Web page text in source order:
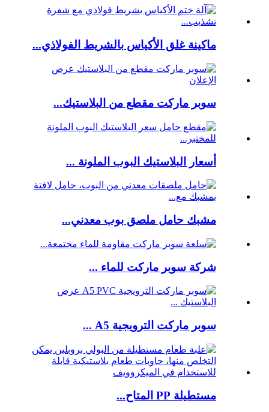
ماكينة غلق الأكياس بالشريط الفولاذي...
سوبر ماركت مقطع من البلاستيك...
أسعار البلاستيك البوب ​​الملونة ...
مشبك حامل ملصق بوب معدني...
شركة سوبر ماركت للماء ...
سوبر ماركت الترويجية A5 ...
مستطيلة PP المتاح...